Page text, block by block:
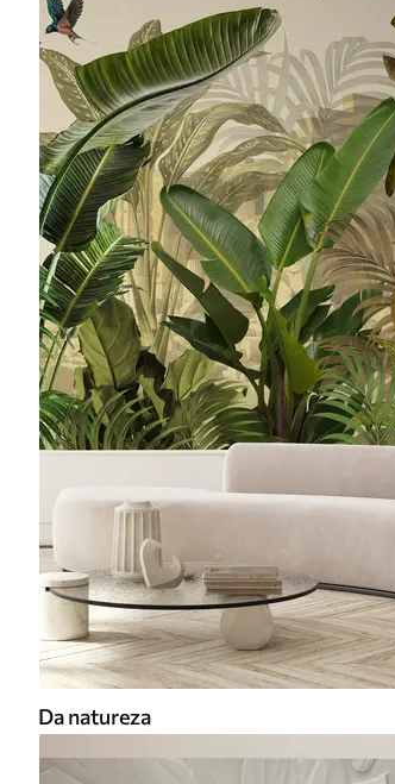
Da natureza